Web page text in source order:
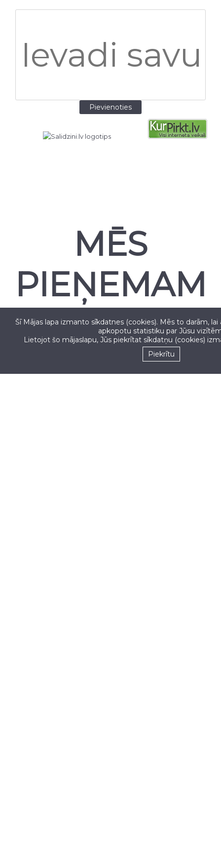
MĒS
PIEŅEMAM
Seko mums
Šī Mājas lapa izmanto sīkdatnes (cookies). Mēs to darām,
apkopotu statistiku par Jūsu
Lietojot šo mājaslapu, Jūs piekrītat sīkdatņu (cookies)
Piekrītu